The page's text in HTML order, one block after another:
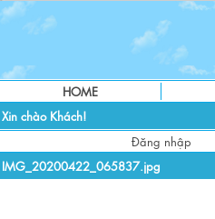
HOME
Xin chào Khách!
Đăng nhập
IMG_20200422_065837.jpg